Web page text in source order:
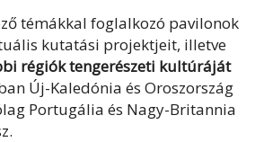
témákkal foglalkozó pavilonok
kutatási projektjeit, illetve
régiók tengerészeti kultúráját
Új-Kaledónia és Oroszország
Portugália és Nagy-Britannia